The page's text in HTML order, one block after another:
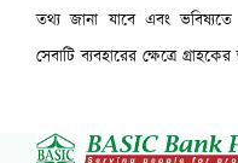
তথ্য জানা যাবে এবং
সেবাটি ব্যবহারের ক্ষেত্রে